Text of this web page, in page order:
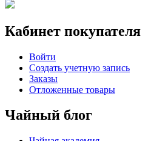
Кабинет покупателя
Войти
Создать учетную запись
Заказы
Отложенные товары
Чайный блог